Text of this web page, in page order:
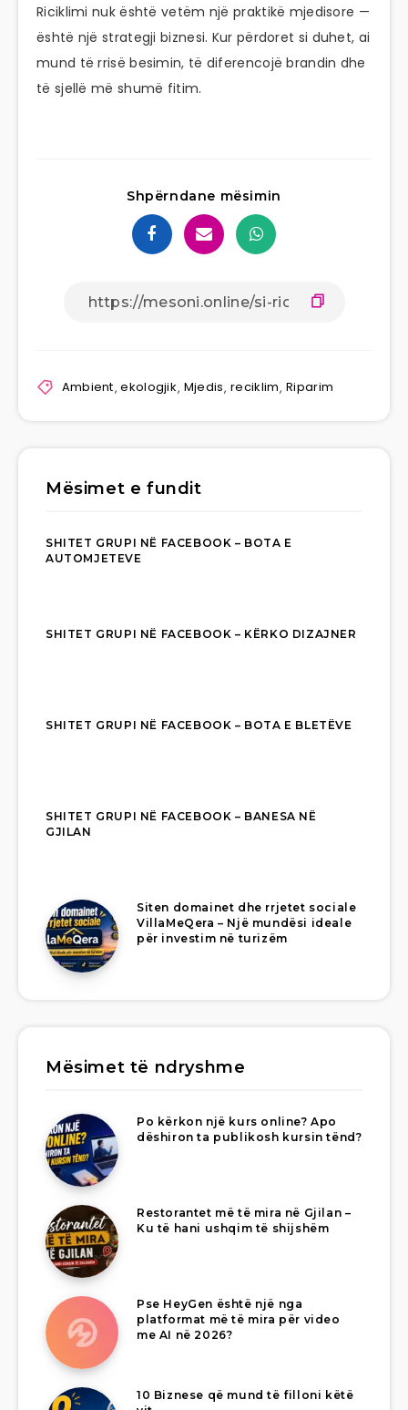
Riciklimi nuk është vetëm një praktikë mjedisore —
është një strategji biznesi. Kur përdoret si duhet, ai
mund të rrisë besimin, të diferencojë brandin dhe
të sjellë më shumë fitim.
Shpërndane mësimin
Ambient,ekologjik, Mjedis,reciklim,Riparim
Mësimet e fundit
SHITET GRUPI NË FACEBOOK – BOTA E
AUTOMJETEVE
SHITET GRUPI NË FACEBOOK – KËRKO DIZAJNER
SHITET GRUPI NË FACEBOOK – BOTA E BLETËVE
SHITET GRUPI NË FACEBOOK – BANESA NË
GJILAN
Siten domainet dhe rrjetet sociale
VillaMeQera – Një mundësi ideale
për investim në turizëm
Mësimet të ndryshme
Po kërkon një kurs online? Apo
dëshiron ta publikosh kursin tënd?
Restorantet më të mira në Gjilan –
Ku të hani ushqim të shijshëm
Pse HeyGen është një nga
platformat më të mira për video
me AI në 2026?
10 Biznese që mund të filloni këtë